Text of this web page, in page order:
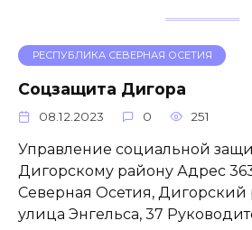
РЕСПУБЛИКА СЕВЕРНАЯ ОСЕТИЯ
Соцзащита Дигора
08.12.2023 0 251
Управление социальной
Дигорскому району Адрес
Северная Осетия, Дигорский
улица Энгельса, 37